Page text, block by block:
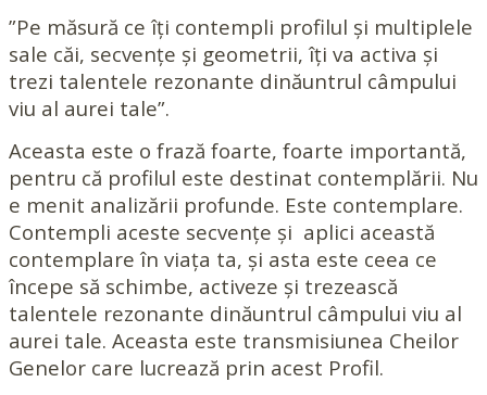
”Pe măsură ce îți contempli profilul și multiplele
sale căi, secvențe și geometrii, îți va activa și
trezi talentele rezonante dinăuntrul câmpului
viu al aurei tale”.
Aceasta este o frază foarte, foarte importantă,
pentru că profilul este destinat contemplării. Nu
e menit analizării profunde. Este contemplare.
Contempli aceste secvențe și aplici această
contemplare în viața ta, și asta este ceea ce
începe să schimbe, activeze și trezească
talentele rezonante dinăuntrul câmpului viu al
aurei tale. Aceasta este transmisiunea Cheilor
Genelor care lucrează prin acest Profil.